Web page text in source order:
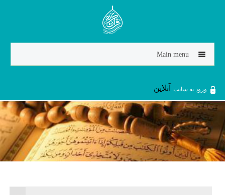
Jump to navigation
Main menu
ورود به سایت آنلاین